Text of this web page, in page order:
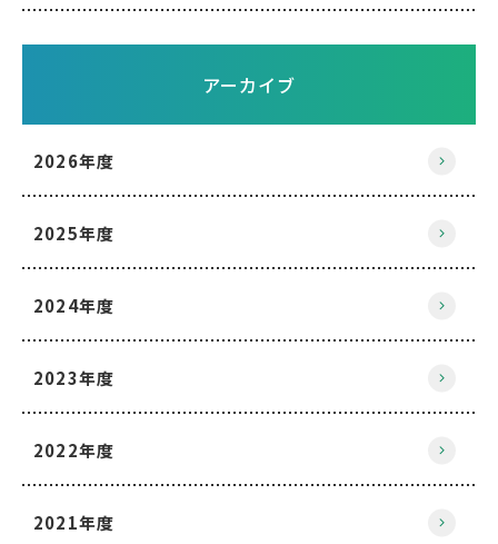
アーカイブ
2026年度
2025年度
2024年度
2023年度
2022年度
2021年度